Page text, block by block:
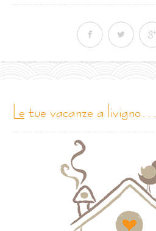
le tue vacanze a livigno…